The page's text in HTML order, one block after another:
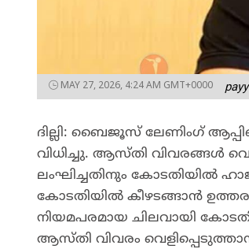
MAY 27, 2026, 4:24 AM GMT+0000
ദില്ലി: ബൈജൂസ് ലേണിംഗ്
വിധിച്ചു. ആസ്‌തി വിവരങ്ങൾ
ലംഘിച്ചതിനും കോടതിയിൽ
കോടതിയിൽ കീഴടങ്ങാൻ
നിയമപരമായ ചിലവായി
ആസ്തി വിവരം